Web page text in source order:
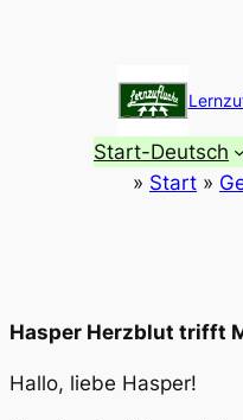
Start-Deutsch
» Start »
Hasper Herzblut trifft
Hallo, liebe Hasper!